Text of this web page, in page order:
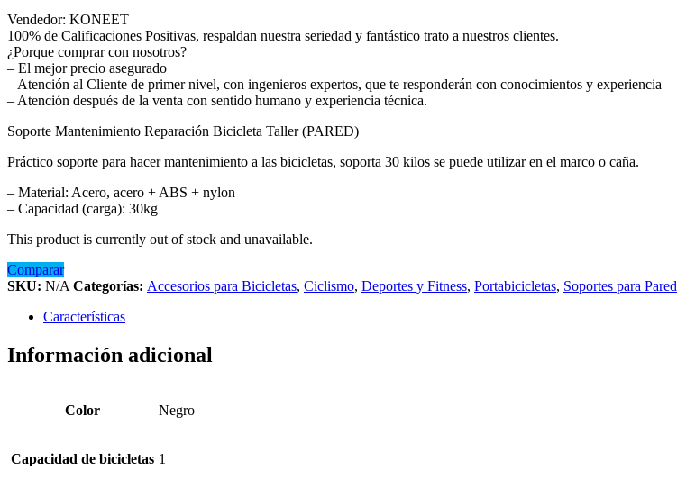
Vendedor: KONEET
100% de Calificaciones Positivas, respaldan nuestra seriedad y fantástico trato a nuestros clientes.
¿Porque comprar con nosotros?
– El mejor precio asegurado
– Atención al Cliente de primer nivel, con ingenieros expertos, que te responderán con conocimientos y experiencia
– Atención después de la venta con sentido humano y experiencia técnica.
Soporte Mantenimiento Reparación Bicicleta Taller (PARED)
Práctico soporte para hacer mantenimiento a las bicicletas, soporta 30 kilos se puede utilizar en el marco o caña.
– Material: Acero, acero + ABS + nylon
– Capacidad (carga): 30kg
This product is currently out of stock and unavailable.
Comparar
SKU: N/A Categorías: Accesorios para Bicicletas, Ciclismo, Deportes y Fitness, Portabicicletas, Soportes para Pared
Características
Información adicional
Color Negro
Capacidad de bicicletas 1